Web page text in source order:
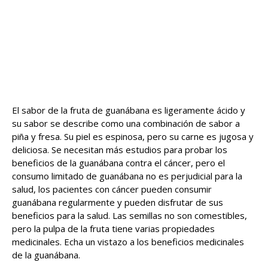
El sabor de la fruta de guanábana es ligeramente ácido y
su sabor se describe como una combinación de sabor a
piña y fresa. Su piel es espinosa, pero su carne es jugosa y
deliciosa. Se necesitan más estudios para probar los
beneficios de la guanábana contra el cáncer, pero el
consumo limitado de guanábana no es perjudicial para la
salud, los pacientes con cáncer pueden consumir
guanábana regularmente y pueden disfrutar de sus
beneficios para la salud. Las semillas no son comestibles,
pero la pulpa de la fruta tiene varias propiedades
medicinales. Echa un vistazo a los beneficios medicinales
de la guanábana.